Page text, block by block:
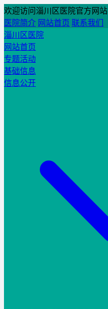
欢迎访问淄川区医院官方网站
医院简介 网站首页 联系我们
淄川区医院
网站首页
专题活动
基础信息
信息公开